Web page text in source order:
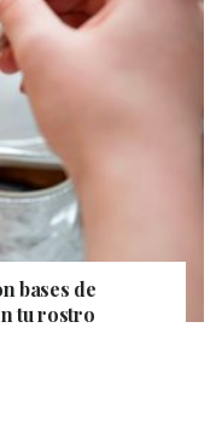
bases de
tu rostro